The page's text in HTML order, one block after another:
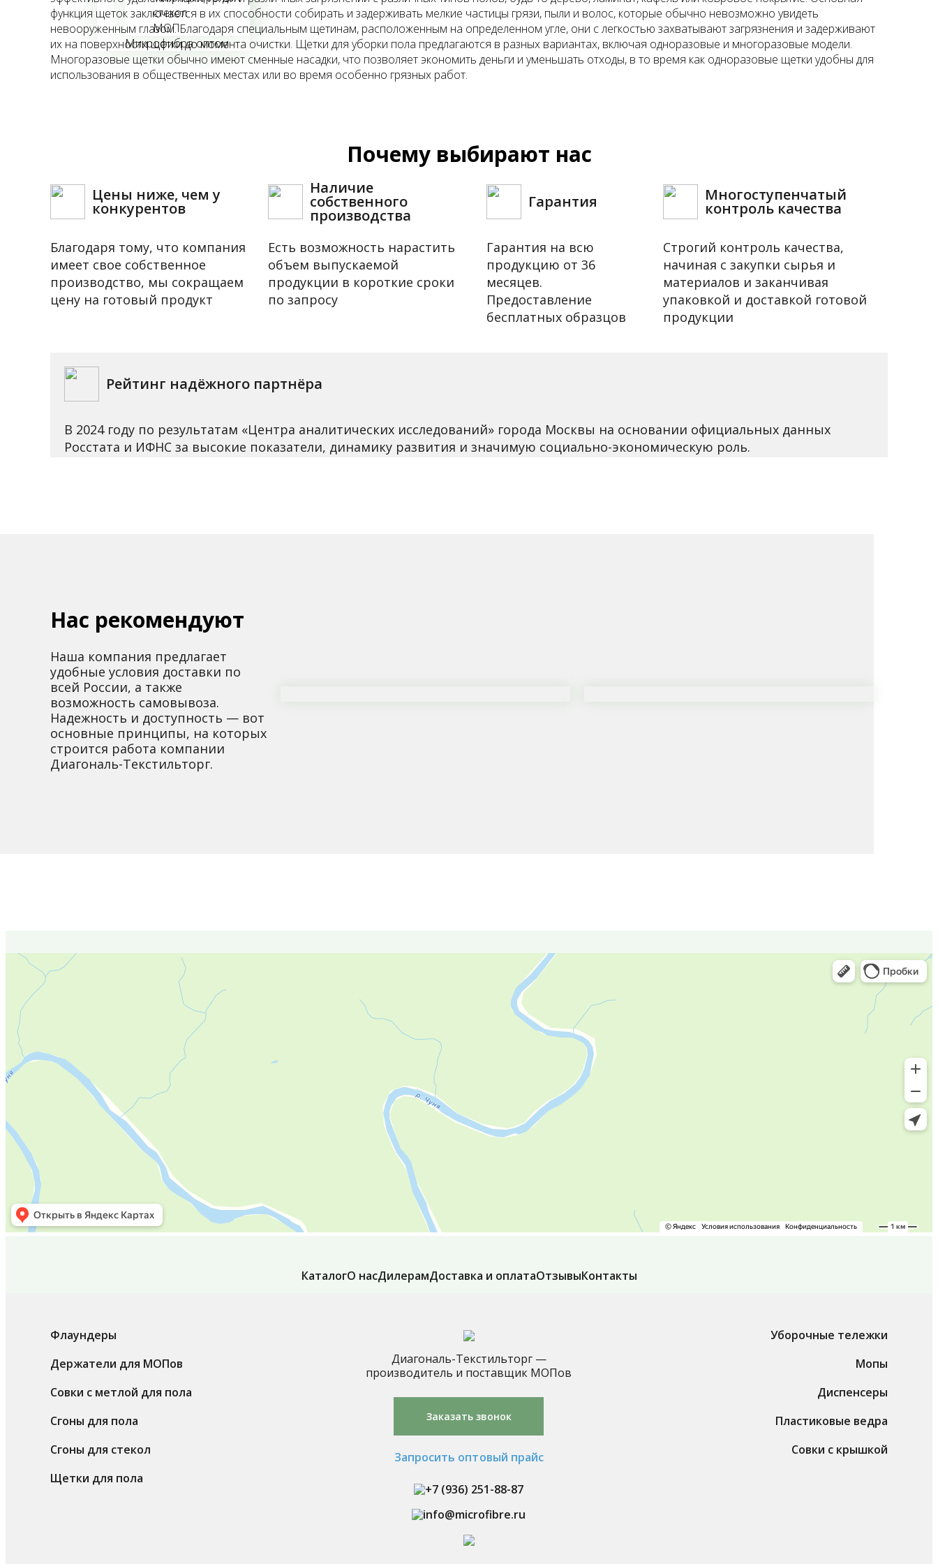
стекол
МОП
Микрофибра оптом
функция щеток заключается в их способности собирать и задерживать мелкие частицы грязи, пыли и волос, которые обычно невозможно увидеть
невооруженным глазом. Благодаря специальным щетинам, расположенным на определенном угле, они с легкостью захватывают загрязнения и задерживают
их на поверхности щетки до момента очистки. Щетки для уборки пола предлагаются в разных вариантах, включая одноразовые и многоразовые модели.
Многоразовые щетки обычно имеют сменные насадки, что позволяет экономить деньги и уменьшать отходы, в то время как одноразовые щетки удобны для
использования в общественных местах или во время особенно грязных работ.
Почему выбирают нас
Цены ниже, чем у
конкурентов
Благодаря тому, что компания
имеет свое собственное
производство, мы сокращаем
цену на готовый продукт
Наличие
собственного
производства
Есть возможность нарастить
объем выпускаемой
продукции в короткие сроки
по запросу
Гарантия
Гарантия на всю
продукцию от 36
месяцев.
Предоставление
бесплатных образцов
Многоступенчатый
контроль качества
Строгий контроль качества,
начиная с закупки сырья и
материалов и заканчивая
упаковкой и доставкой готовой
продукции
Рейтинг надёжного партнёра
В 2024 году по результатам «Центра аналитических исследований» города Москвы на основании официальных данных
Росстата и ИФНС за высокие показатели, динамику развития и значимую социально-экономическую роль.
Нас рекомендуют
Наша компания предлагает
удобные условия доставки по
всей России, а также
возможность самовывоза.
Надежность и доступность — вот
основные принципы, на которых
строится работа компании
Диагональ-Текстильторг.
КаталогО насДилерамДоставка и оплатаОтзывыКонтакты
Флаундеры
Держатели для МОПов
Совки с метлой для пола
Сгоны для пола
Сгоны для стекол
Щетки для пола
Диагональ-Текстильторг —
производитель и поставщик МОПов
Заказать звонок
Запросить оптовый прайс
+7 (936) 251-88-87
info@microfibre.ru
Уборочные тележки
Мопы
Диспенсеры
Пластиковые ведра
Совки с крышкой